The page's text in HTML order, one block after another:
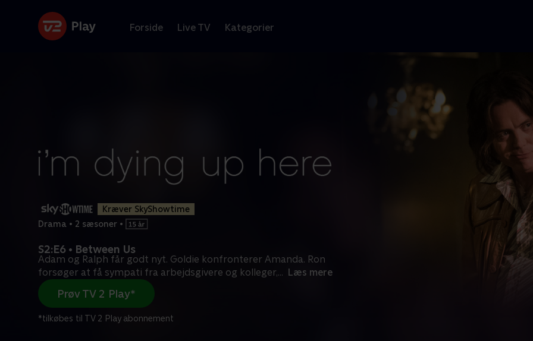
Forside Live TV Kategorier
Kræver SkyShowtime
Drama • 2 sæsoner •
S2:E6 • Between Us
Adam og Ralph får godt nyt. Goldie konfronterer Amanda. Ron
forsøger at få sympati fra arbejdsgivere og kolleger,... Læs mere
Prøv TV 2 Play*
*tilkøbes til TV 2 Play abonnement